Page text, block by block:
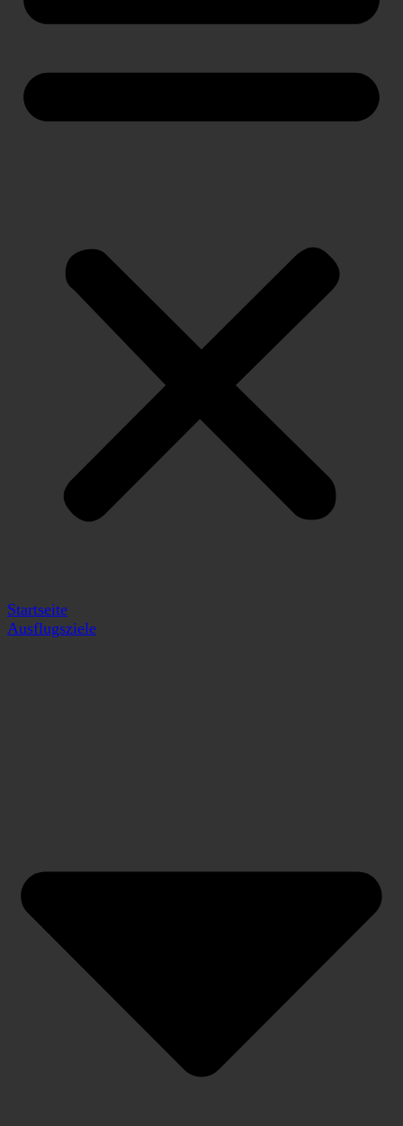
Startseite
Ausflugsziele